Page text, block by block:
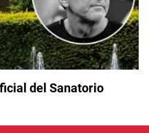
del Sanatorio